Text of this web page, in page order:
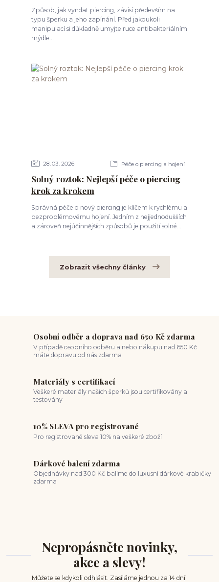
Způsob, jak vyndat piercing, závisí především na
typu šperku a jeho zapínání. Před jakoukoli
manipulací si důkladně umyjte ruce antibakteriálním
mýdle...
28 03 2026 Péče o piercing a hojení
Solný roztok: Nejlepší péče o piercing
krok za krokem
Správná péče o nový piercing je klíčem k rychlému a
bezproblémovému hojení. Jedním z nejjednodušších
a zároveň nejúčinnějších způsobů je použití solné...
Zobrazit všechny články
Osobní odběr a doprava nad 650 Kč zdarma
V případě osobního odběru a nebo nákupu nad 650 Kč
máte dopravu od nás zdarma
Materiály s certifikací
Veškeré materiály našich šperků jsou certifikovány a
testovány
10% SLEVA pro registrované
Pro registrované sleva 10% na veškeré zboží
Dárkové balení zdarma
Objednávky nad 300 Kč balíme do luxusní dárkové krabičky
zdarma
Nepropásněte novinky,
akce a slevy!
Můžete se kdykoli odhlásit. Zasíláme jednou za 14 dní.